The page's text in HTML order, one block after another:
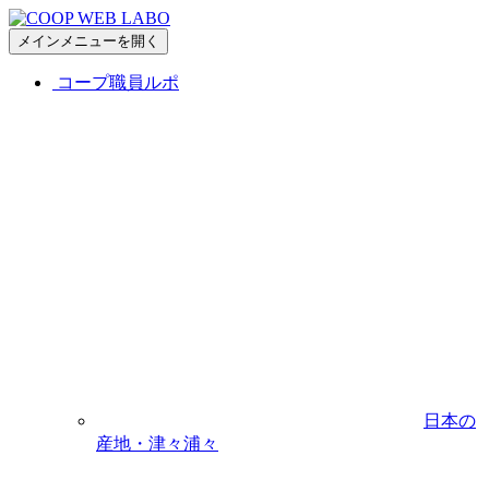
メインメニューを開く
コープ職員ルポ
日本の
産地・津々浦々